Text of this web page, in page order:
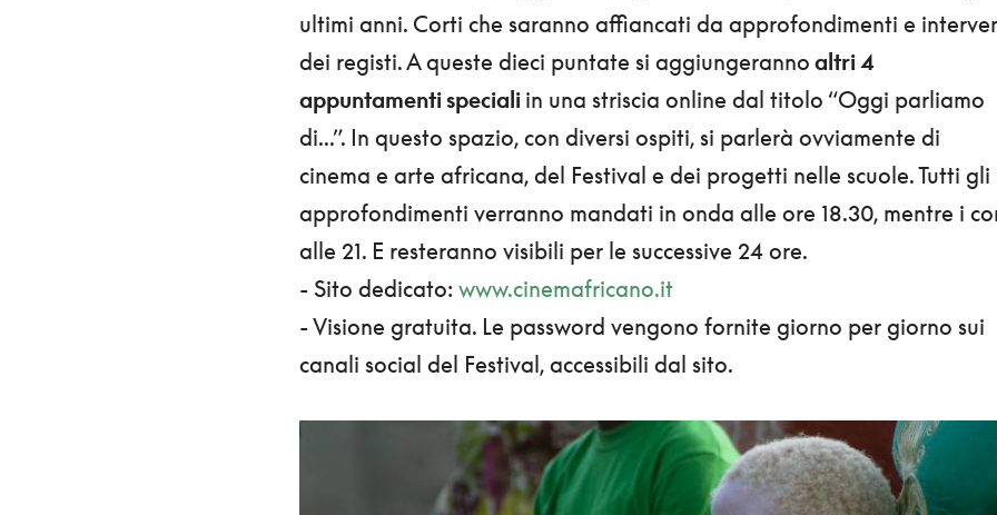
ultimi anni. Corti che saranno affiancati da approfondimenti e
dei registi. A queste dieci puntate si aggiungeranno altri 4
appuntamenti speciali in una striscia online dal titolo “Oggi parliamo
di...”. In questo spazio, con diversi ospiti, si parlerà ovviamente di
cinema e arte africana, del Festival e dei progetti nelle scuole. Tutti gli
approfondimenti verranno mandati in onda alle ore 18.30, mentre i
alle 21. E resteranno visibili per le successive 24 ore.
- Sito dedicato: www.cinemafricano.it
- Visione gratuita. Le password vengono fornite giorno per giorno sui
canali social del Festival, accessibili dal sito.